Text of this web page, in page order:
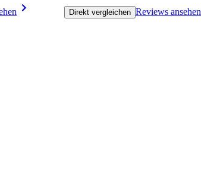
Direkt vergleichen Reviews ansehen